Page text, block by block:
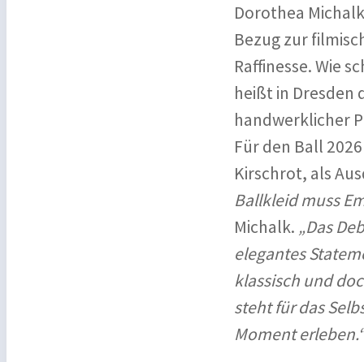
Dorothea
Bezug zur
Raffinesse. Wie
heißt in Dresden
handwerklicher
Für den Ball
Kirschrot, als
Ballkleid muss
Michalk. „Das
elegantes
klassisch und
steht für das
Moment erleben.“